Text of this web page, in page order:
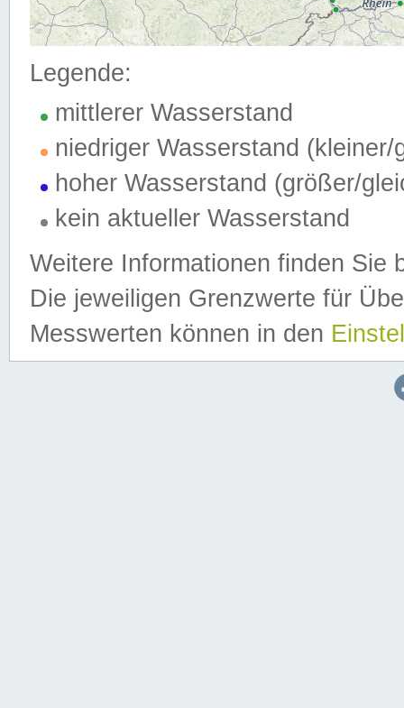
Legende:
mittlerer Wasserstand
niedriger Wasserstand (kleiner/
hoher Wasserstand (größer/
kein aktueller Wasserstand
Weitere Informationen finden Sie
Die jeweiligen Grenzwerte für
Messwerten können in den